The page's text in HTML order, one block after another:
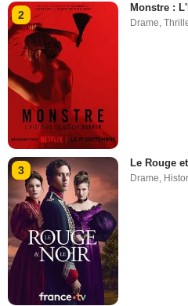
2
Monstre :
Drame,
3
Le Rouge
Drame,